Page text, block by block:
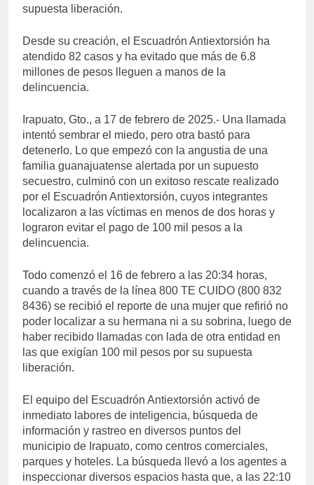
supuesta liberación.
Desde su creación, el Escuadrón Antiextorsión ha
atendido 82 casos y ha evitado que más de 6.8
millones de pesos lleguen a manos de la
delincuencia.
Irapuato, Gto., a 17 de febrero de 2025.- Una llamada
intentó sembrar el miedo, pero otra bastó para
detenerlo. Lo que empezó con la angustia de una
familia guanajuatense alertada por un supuesto
secuestro, culminó con un exitoso rescate realizado
por el Escuadrón Antiextorsión, cuyos integrantes
localizaron a las víctimas en menos de dos horas y
lograron evitar el pago de 100 mil pesos a la
delincuencia.
Todo comenzó el 16 de febrero a las 20:34 horas,
cuando a través de la línea 800 TE CUIDO (800 832
8436) se recibió el reporte de una mujer que refirió no
poder localizar a su hermana ni a su sobrina, luego de
haber recibido llamadas con lada de otra entidad en
las que exigían 100 mil pesos por su supuesta
liberación.
El equipo del Escuadrón Antiextorsión activó de
inmediato labores de inteligencia, búsqueda de
información y rastreo en diversos puntos del
municipio de Irapuato, como centros comerciales,
parques y hoteles. La búsqueda llevó a los agentes a
inspeccionar diversos espacios hasta que, a las 22:10